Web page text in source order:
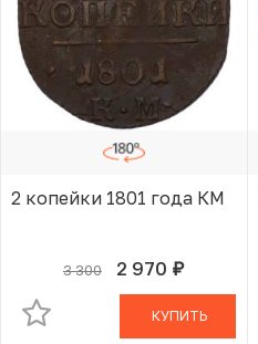
2 копейки 1801 года КМ
3 300 2 970 руб.
В КОРЗИНЕ
КУПИТЬ